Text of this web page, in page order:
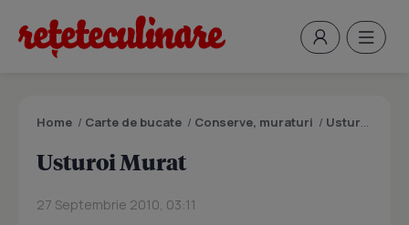
Home / Carte de bucate / Conserve, muraturi / Usturoi Murat
Usturoi Murat
27 Septembrie 2010, 03:11